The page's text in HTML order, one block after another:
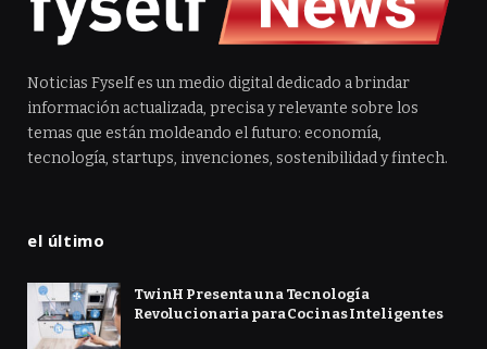
Noticias Fyself es un medio digital dedicado a brindar
información actualizada, precisa y relevante sobre los
temas que están moldeando el futuro: economía,
tecnología, startups, invenciones, sostenibilidad y fintech.
el último
TwinH Presenta una Tecnología
Revolucionaria para Cocinas Inteligentes